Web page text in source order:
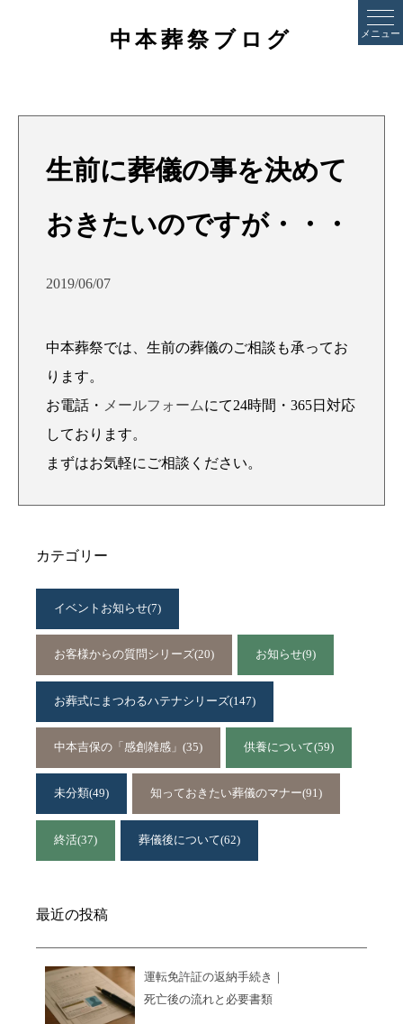
メニュー
中本葬祭ブログ
生前に葬儀の事を決めて
おきたいのですが・・・
2019/06/07
中本葬祭では、生前の葬儀のご相談も承ってお
ります。
お電話・ メールフォームにて24時間・365日対応
しております。
まずはお気軽にご相談ください。
カテゴリー
イベントお知らせ(7)
お客様からの質問シリーズ(20) お知らせ(9)
お葬式にまつわるハテナシリーズ(147)
中本吉保の「感創雑感」 (35) 供養について(59)
未分類(49) 知っておきたい葬儀のマナー(91)
終活(37) 葬儀後について(62)
最近の投稿
運転免許証の返納手続き｜
死亡後の流れと必要書類